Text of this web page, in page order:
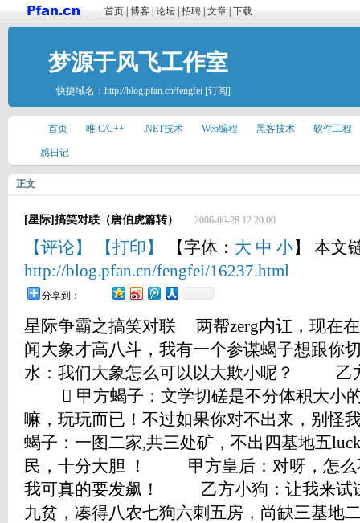
首页 博客 论坛 招聘 文章 下载
梦源于风飞工作室
快捷域名： http://blog.pfan.cn/fengfei [订阅]
首页 唯 C/C++ .NET技术 Web编程 黑客技术 软件工程
感日记
正文
[星际]搞笑对联（唐伯虎篇转） 2006-06-28 12:20:00
【评论】 【打印】 【字体： 大 中 小】 本文
http://blog.pfan.cn/fengfei/16237.html
分享到：
星际争霸之搞笑对联 两帮zerg内讧，现
闻大象才高八斗，我有一个参谋蝎子想跟
水：我们大象怎么可以以大欺小呢？ 乙
 甲方蝎子：文学切磋是不分体积大
嘛，玩玩而已！不过如果你对不出来，别
蝎子：一图二家,共三处矿，不出四基地五
民，十分大胆 ！ 甲方皇后：对呀，怎么
我可真的要发飙！ 乙方小狗：让我来
九贫，凑得八农七狗六刺五房，尚缺三